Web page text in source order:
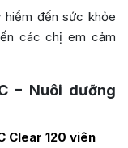
hiểm đến sức khỏe
các chị em cảm
– Nuôi dưỡng
Clear 120 viên